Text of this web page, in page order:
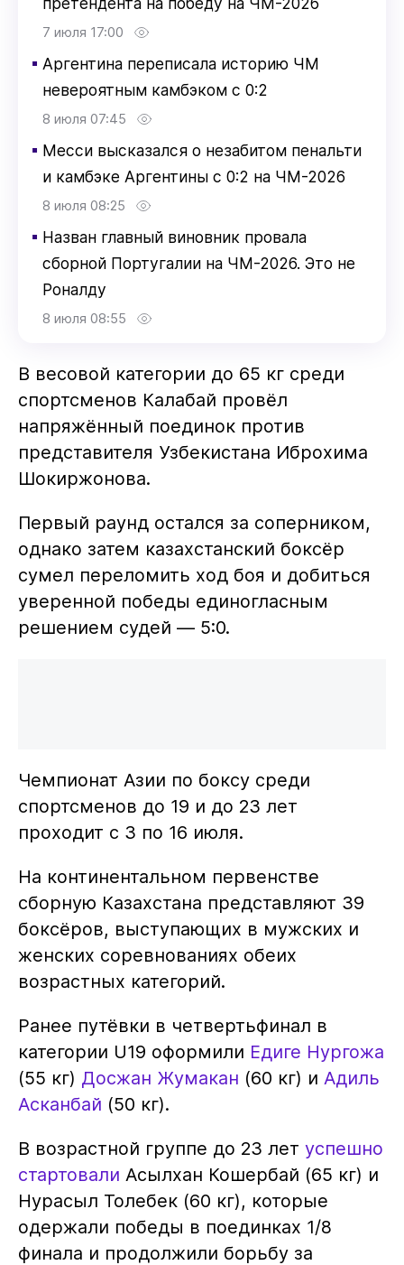
7 июля 17:00
▪ Аргентина переписала историю ЧМ
невероятным камбэком с 0:2
8 июля 07:45
▪ Месси высказался о незабитом пенальти
и камбэке Аргентины с 0:2 на ЧМ-2026
8 июля 08:25
▪ Назван главный виновник провала
сборной Португалии на ЧМ-2026. Это не
Роналду
8 июля 08:55
В весовой категории до 65 кг среди
спортсменов Калабай провёл
напряжённый поединок против
представителя Узбекистана Иброхима
Шокиржонова.
Первый раунд остался за соперником,
однако затем казахстанский боксёр
сумел переломить ход боя и добиться
уверенной победы единогласным
решением судей — 5:0.
Чемпионат Азии по боксу среди
спортсменов до 19 и до 23 лет
проходит с 3 по 16 июля.
На континентальном первенстве
сборную Казахстана представляют 39
боксёров, выступающих в мужских и
женских соревнованиях обеих
возрастных категорий.
Ранее путёвки в четвертьфинал в
категории U19 оформили Едиге Нургожа
(55 кг) Досжан Жумакан (60 кг) и Адиль
Асканбай (50 кг).
В возрастной группе до 23 лет успешно
стартовали Асылхан Кошербай (65 кг) и
Нурасыл Толебек (60 кг), которые
одержали победы в поединках 1/8
финала и продолжили борьбу за